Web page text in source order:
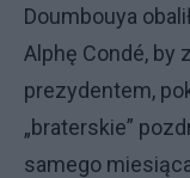
Doumbouya
Alphę Condé,
prezydentem,
„braterskie”
samego